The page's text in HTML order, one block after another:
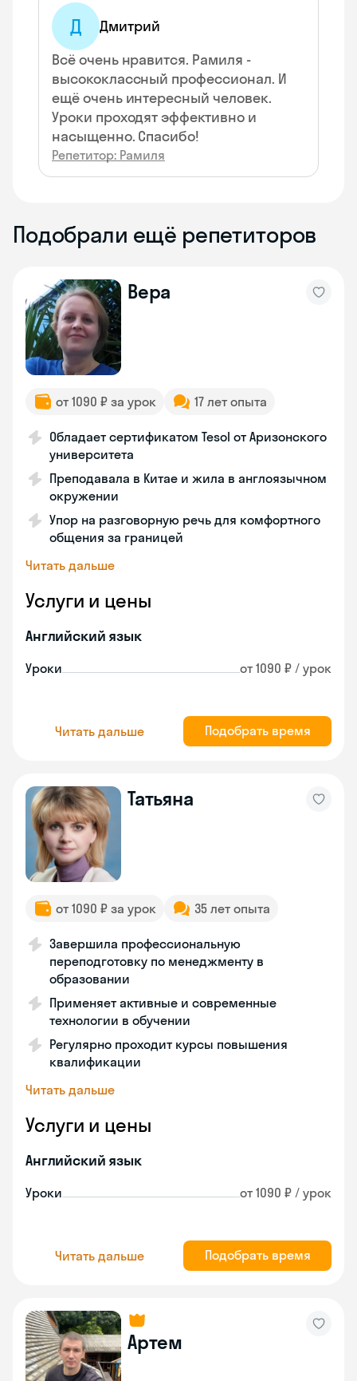
Д
Дмитрий
Всё очень нравится. Рамиля -
высококлассный профессионал. И
ещё очень интересный человек.
Уроки проходят эффективно и
насыщенно. Спасибо!
Репетитор: Рамиля
Подобрали ещё репетиторов
Вера
от 1090 ₽ за урок 17 лет опыта
Обладает сертификатом Tesol от Аризонского
университета
Преподавала в Китае и жила в англоязычном
окружении
Упор на разговорную речь для комфортного
общения за границей
Читать дальше
Услуги и цены
Английский язык
Уроки от 1090 ₽ / урок
Читать дальше Подобрать время
Татьяна
от 1090 ₽ за урок 35 лет опыта
Завершила профессиональную
переподготовку по менеджменту в
образовании
Применяет активные и современные
технологии в обучении
Регулярно проходит курсы повышения
квалификации
Читать дальше
Услуги и цены
Английский язык
Уроки от 1090 ₽ / урок
Читать дальше Подобрать время
Артем